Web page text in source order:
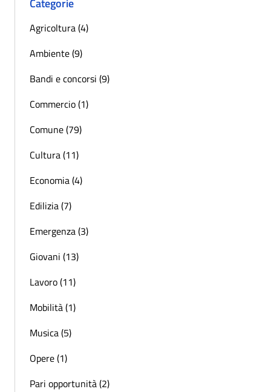
Categorie
Agricoltura (4)
Ambiente (9)
Bandi e concorsi (9)
Commercio (1)
Comune (79)
Cultura (11)
Economia (4)
Edilizia (7)
Emergenza (3)
Giovani (13)
Lavoro (11)
Mobilità (1)
Musica (5)
Opere (1)
Pari opportunità (2)